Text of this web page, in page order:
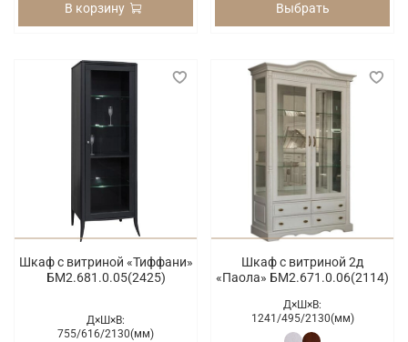
В корзину Выбрать
Шкаф с витриной «Тиффани»
БМ2.681.0.05(2425)
Д×Ш×В:
755/616/2130(мм)
Шкаф с витриной 2д
«Паола» БМ2.671.0.06(2114)
Д×Ш×В:
1241/495/2130(мм)